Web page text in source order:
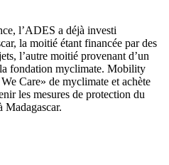
l’ADES a déjà investi
la moitié étant financée par des
l’autre moitié provenant d’un
fondation myclimate. Mobility
Care» de myclimate et achète
les mesures de protection du
Madagascar.